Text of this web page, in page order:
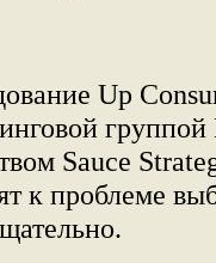
Up
Sauce
к проблеме